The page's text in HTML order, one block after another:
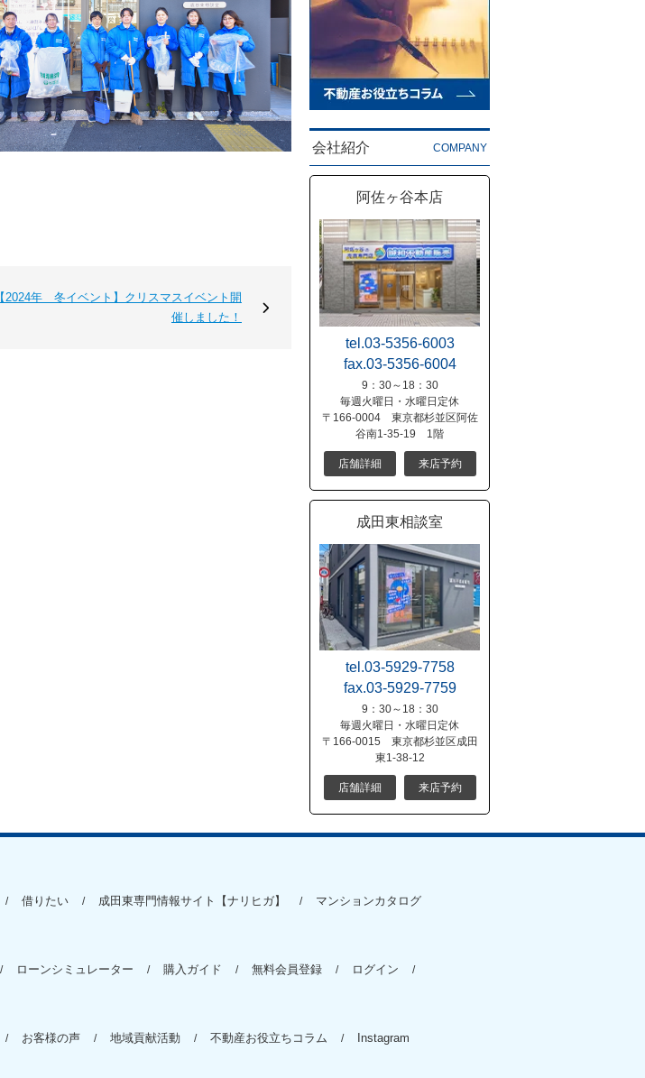
【2024年 冬イベント】クリスマスイベント開
催しました！
会社紹介 COMPANY
阿佐ヶ谷本店
tel.03-5356-6003
fax.03-5356-6004
9：30～18：30
毎週火曜日・水曜日定休
〒166-0004 東京都杉並区阿佐
谷南1-35-19 1階
店舗詳細 来店予約
成田東相談室
tel.03-5929-7758
fax.03-5929-7759
9：30～18：30
毎週火曜日・水曜日定休
〒166-0015 東京都杉並区成田
東1-38-12
店舗詳細 来店予約
借りたい 成田東専門情報サイト【ナリヒガ】 マンションカタログ
ローンシミュレーター 購入ガイド 無料会員登録 ログイン
お客様の声 地域貢献活動 不動産お役立ちコラム Instagram